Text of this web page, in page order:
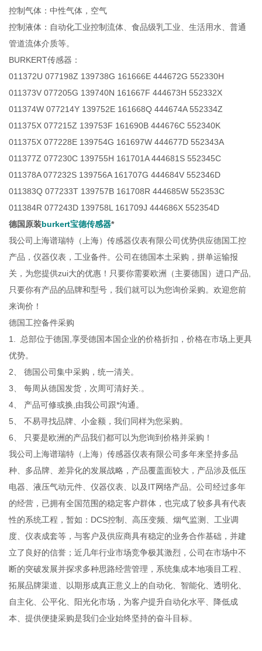
控制气体：中性气体，空气
控制液体：自动化工业控制流体、食品级乳工业、生活用水、普通
管道流体介质等。
BURKERT传感器：
011372U 077198Z 139738G 161666E 444672G 552330H
011373V 077205G 139740N 161667F 444673H 552332X
011374W 077214Y 139752E 161668Q 444674A 552334Z
011375X 077215Z 139753F 161690B 444676C 552340K
011375X 077228E 139754G 161697W 444677D 552343A
011377Z 077230C 139755H 161701A 444681S 552345C
011378A 077232S 139756A 161707G 444684V 552346D
011383Q 077233T 139757B 161708R 444685W 552353C
011384R 077243D 139758L 161709J 444686X 552354D
德国原装burkert宝德传感器*
我公司上海谱瑞特（上海）传感器仪表有限公司优势供应德国工控
产品，仪器仪表，工业备件。公司在德国本土采购，拼单运输报
关，为您提供zui大的优惠！只要你需要欧洲（主要德国）进口产品,
只要你有产品的品牌和型号，我们就可以为您询价采购。欢迎您前
来询价！
德国工控备件采购
1. 总部位于德国,享受德国本国企业的价格折扣，价格在市场上更具
优势。
2、 德国公司集中采购，统一清关。
3、 每周从德国发货，次周可清好关.。
4、 产品可修或换,由我公司跟*沟通。
5、 不易寻找品牌、小金额，我们同样为您采购。
6、 只要是欧洲的产品我们都可以为您询到价格并采购！
我公司上海谱瑞特（上海）传感器仪表有限公司多年来坚持多品
种、多品牌、差异化的发展战略，产品覆盖面较大，产品涉及低压
电器、液压气动元件、仪器仪表、以及IT网络产品。公司经过多年
的经营，已拥有全国范围的稳定客户群体，也完成了较多具有代表
性的系统工程，暂如：DCS控制、高压变频、烟气监测、工业调
度、仪表成套等，与客户及供应商具有稳定的业务合作基础，并建
立了良好的信誉；近几年行业市场竞争极其激烈，公司在市场中不
断的突破发展并探求多种思路经营管理，系统集成本地项目工程、
拓展品牌渠道、以期形成真正意义上的自动化、智能化、透明化、
自主化、公平化、阳光化市场，为客户提升自动化水平、降低成
本、提供便捷采购是我们企业始终坚持的奋斗目标。